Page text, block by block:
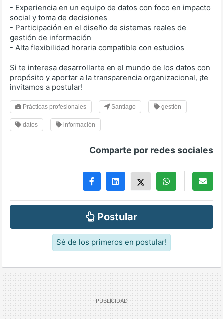
- Experiencia en un equipo de datos con foco en impacto
social y toma de decisiones
- Participación en el diseño de sistemas reales de
gestión de información
- Alta flexibilidad horaria compatible con estudios
Si te interesa desarrollarte en el mundo de los datos con
propósito y aportar a la transparencia organizacional, ¡te
invitamos a postular!
Prácticas profesionales Santiago gestión
datos información
Comparte por redes sociales
Postular
Sé de los primeros en postular!